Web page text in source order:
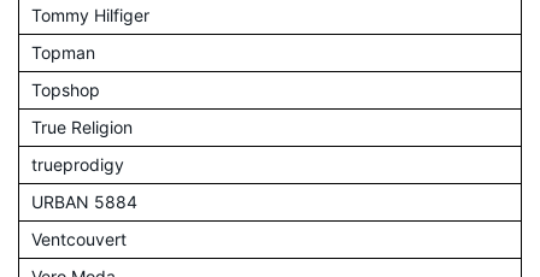
Tommy Hilfiger
Topman
Topshop
True Religion
trueprodigy
URBAN 5884
Ventcouvert